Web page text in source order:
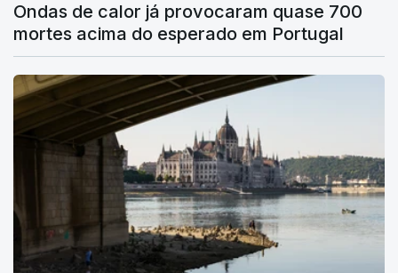
Ondas de calor já provocaram quase 700
mortes acima do esperado em Portugal